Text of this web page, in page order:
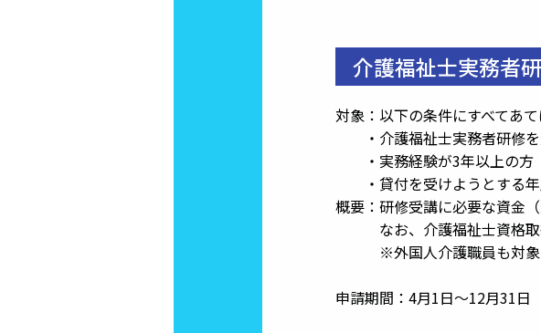
介護福祉士実務者
対象：以下の条件にすべてあ
・介護福祉士実務者研修を
・実務経験が3年以上の方
・貸付を受けようとする年
概要：研修受講に必要な資金
なお、介護福祉士資格取得
※外国人介護職員も対象
申請期間：4月1日～12月31日